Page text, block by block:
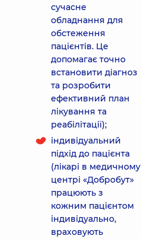
сучасне
обладнання для
обстеження
пацієнтів. Це
допомагає точно
встановити діагноз
та розробити
ефективний план
лікування та
реабілітації);
індивідуальний
підхід до пацієнта
(лікарі в медичному
центрі «Добробут»
працюють з
кожним пацієнтом
індивідуально,
враховують